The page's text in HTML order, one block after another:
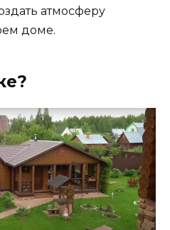
атмосферу
доме.